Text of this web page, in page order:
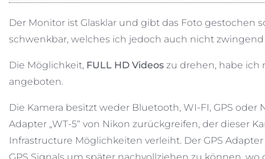
Der Monitor ist Glasklar und gibt das Foto gestochen
schwenkbar, welches ich jedoch auch nicht zwingend
Die Möglichkeit, FULL HD Videos zu drehen, habe ich
angeboten.
Die Kamera besitzt weder Bluetooth, WI-FI, GPS
Adapter „WT-5“ von Nikon zurückgreifen, der dieser
Infrastructure Möglichkeiten verleiht. Der GPS